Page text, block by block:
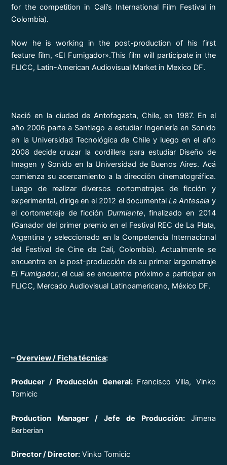
for the competition in Cali’s International Film Festival in
Colombia).
Now he is working in the post-production of his first
feature film, «El Fumigador».This film will participate in the
FLICC, Latin-American Audiovisual Market in Mexico DF.
Nació en la ciudad de Antofagasta, Chile, en 1987. En el
año 2006 parte a Santiago a estudiar Ingeniería en Sonido
en la Universidad Tecnológica de Chile y luego en el año
2008 decide cruzar la cordillera para estudiar Diseño de
Imagen y Sonido en la Universidad de Buenos Aires. Acá
comienza su acercamiento a la dirección cinematográfica.
Luego de realizar diversos cortometrajes de ficción y
experimental, dirige en el 2012 el documentalLa Antesala y
el cortometraje de ficción Durmiente, finalizado en 2014
(Ganador del primer premio en el Festival REC de La Plata,
Argentina y seleccionado en la Competencia Internacional
del Festival de Cine de Cali, Colombia). Actualmente se
encuentra en la post-producción de su primer largometraje
El Fumigador, el cual se encuentra próximo a participar en
FLICC, Mercado Audiovisual Latinoamericano, México DF.
–Overview / Ficha técnica:
Producer / Producción General: Francisco Villa, Vinko
Tomicic
Production Manager / Jefe de Producción:
Jimena
Berberian
Director / Director: Vinko Tomicic